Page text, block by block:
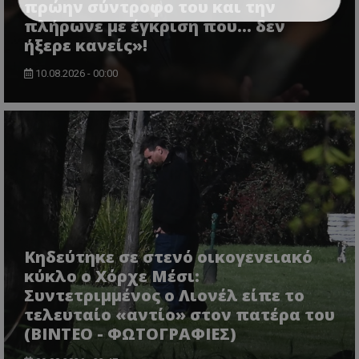
πρώην σύντροφο του και την
πλήρωνε με έγκριση που... δεν
ήξερε κανείς»!
10.08.2026 - 00:00
Κηδεύτηκε σε στενό οικογενειακό
κύκλο ο Χόρχε Μέσι:
Συντετριμμένος ο Λιονέλ είπε το
τελευταίο «αντίο» στον πατέρα του
(ΒΙΝΤΕΟ - ΦΩΤΟΓΡΑΦΙΕΣ)